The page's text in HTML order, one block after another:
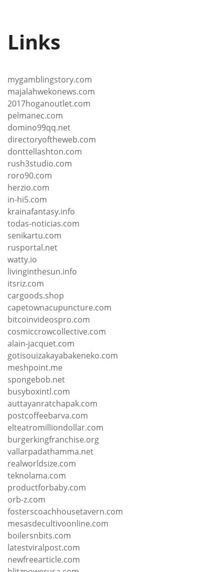
Links
mygamblingstory.com
majalahwekonews.com
2017hoganoutlet.com
pelmanec.com
domino99qq.net
directoryoftheweb.com
donttellashton.com
rush3studio.com
roro90.com
herzio.com
in-hi5.com
krainafantasy.info
todas-noticias.com
senikartu.com
rusportal.net
watty.io
livinginthesun.info
itsriz.com
cargoods.shop
capetownacupuncture.com
bitcoinvideospro.com
cosmiccrowcollective.com
alain-jacquet.com
gotisouizakayabakeneko.com
meshpoint.me
spongebob.net
busyboxintl.com
auttayanratchapak.com
postcoffeebarva.com
elteatromilliondollar.com
burgerkingfranchise.org
vallarpadathamma.net
realworldsize.com
teknolama.com
productforbaby.com
orb-z.com
fosterscoachhousetavern.com
mesasdecultivoonline.com
boilersnbits.com
latestviralpost.com
newfreearticle.com